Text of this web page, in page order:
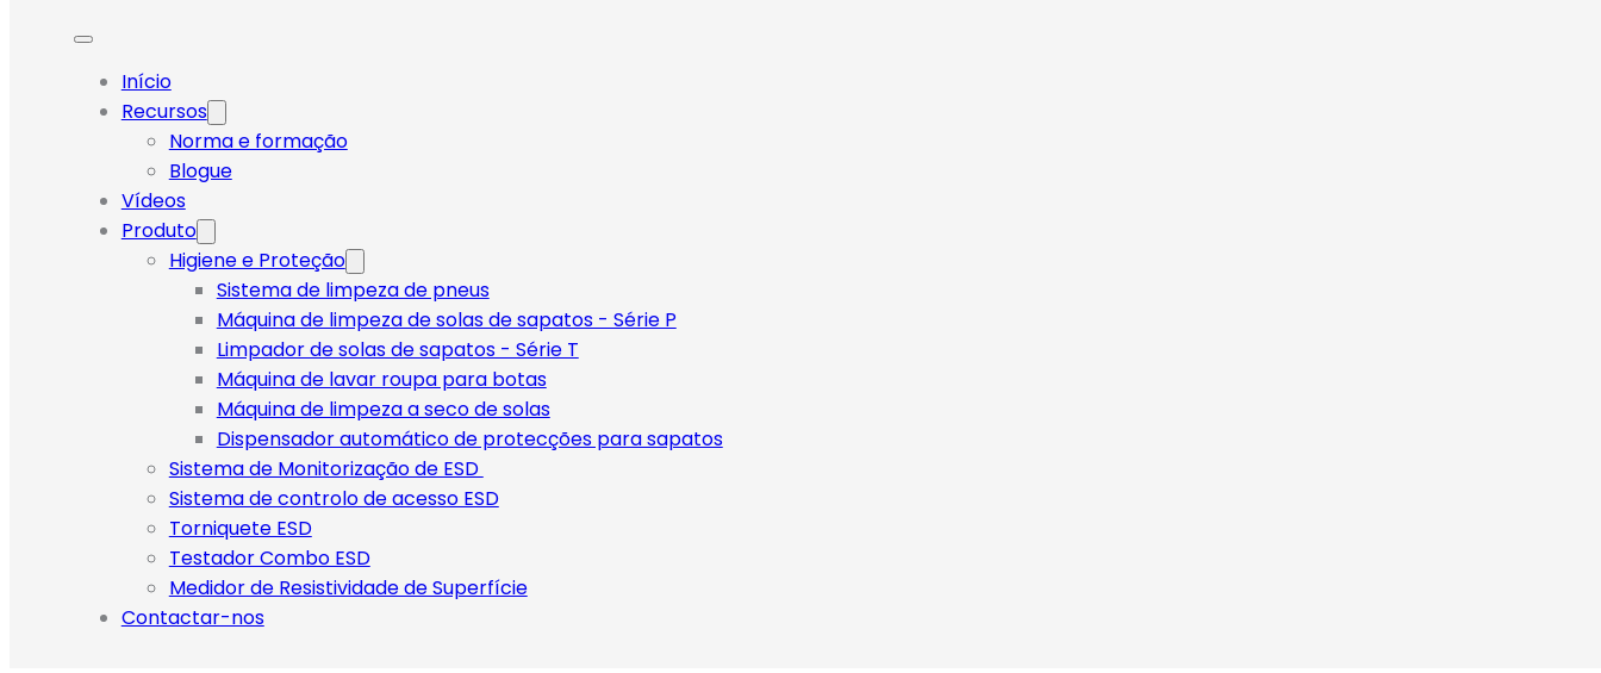
Início
Recursos
Norma e formação
Blogue
Vídeos
Produto
Higiene e Proteção
Sistema de limpeza de pneus
Máquina de limpeza de solas de sapatos - Série P
Limpador de solas de sapatos - Série T
Máquina de lavar roupa para botas
Máquina de limpeza a seco de solas
Dispensador automático de protecções para sapatos
Sistema de Monitorização de ESD
Sistema de controlo de acesso ESD
Torniquete ESD
Testador Combo ESD
Medidor de Resistividade de Superfície
Contactar-nos